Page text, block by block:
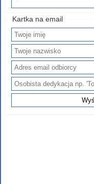
Kartka na email